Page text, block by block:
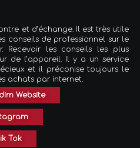
et d’échange. Il est très utile
conseils de professionnel sur le
Recevoir les conseils les plus
de l’appareil. Il y a un service
et il préconise toujours le
achats par internet.
Website
Tok